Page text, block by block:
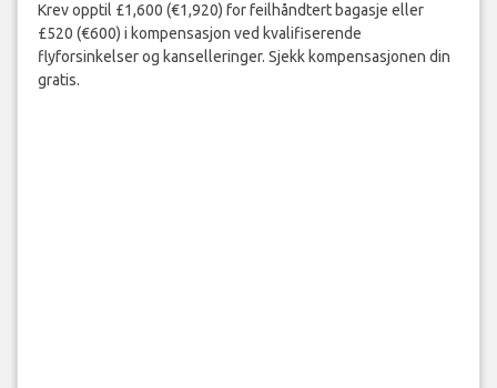
Krev opptil £1,600 (€1,920) for feilhåndtert bagasje eller
£520 (€600) i kompensasjon ved kvalifiserende
flyforsinkelser og kanselleringer. Sjekk kompensasjonen din
gratis.